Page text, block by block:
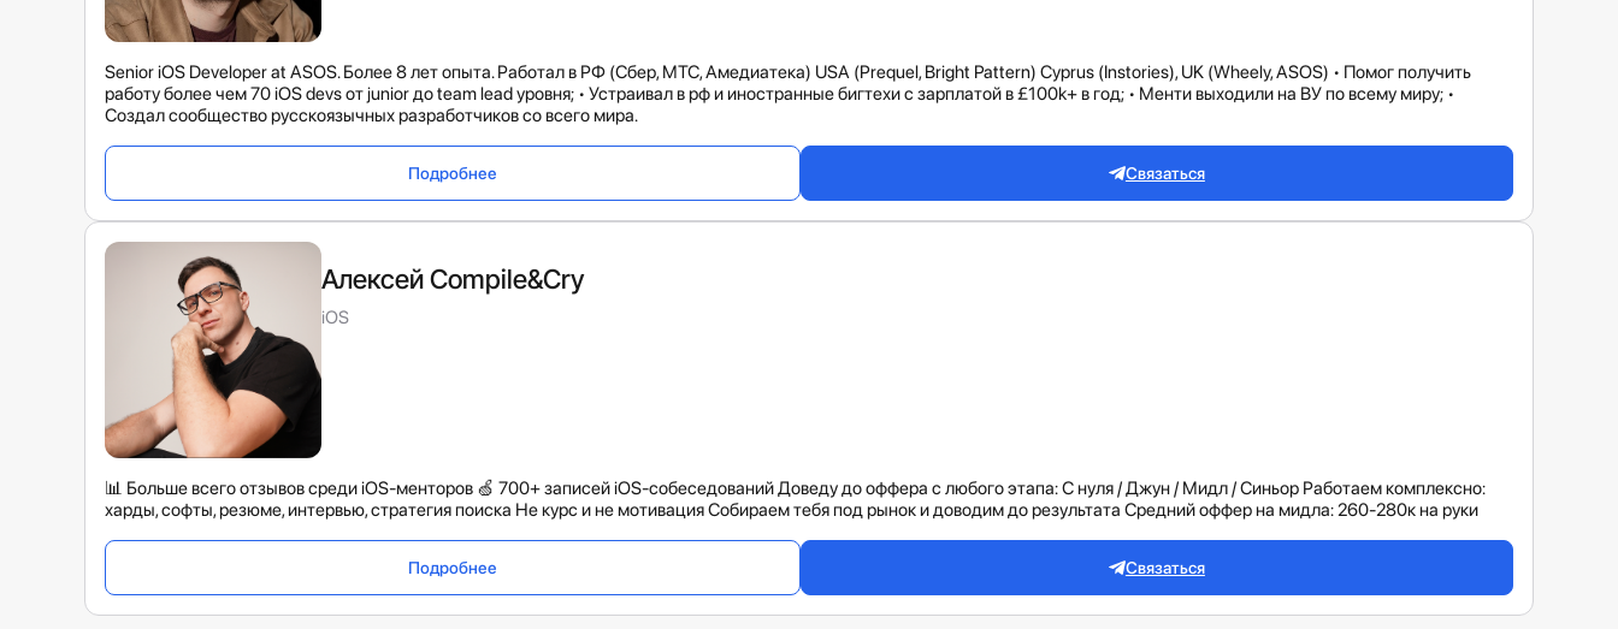
Senior iOS Developer at ASOS. Более 8 лет опыта. Работал в РФ (Сбер, МТС, Амедиатека) USA (Prequel, Bright Pattern) Cyprus (Instories), UK (Wheely, ASOS) • Помог получить
работу более чем 70 iOS devs от junior до team lead уровня; • Устраивал в рф и иностранные бигтехи с зарплатой в £100k+ в год; • Менти выходили на ВУ по всему миру; •
Создал сообщество русскоязычных разработчиков со всего мира.
Подробнее Связаться
Алексей Compile&Cry
iOS
📊 Больше всего отзывов среди iOS-менторов 🍏 700+ записей iOS-собеседований Доведу до оффера с любого этапа: С нуля / Джун / Мидл / Синьор Работаем комплексно:
харды, софты, резюме, интервью, стратегия поиска Не курс и не мотивация Собираем тебя под рынок и доводим до результата Средний оффер на мидла: 260-280к на руки
Подробнее Связаться